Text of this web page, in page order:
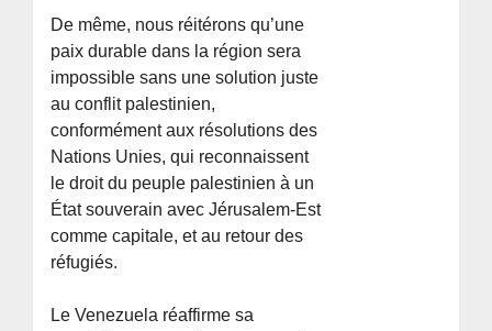
De même, nous réitérons qu’une
paix durable dans la région sera
impossible sans une solution juste
au conflit palestinien,
conformément aux résolutions des
Nations Unies, qui reconnaissent
le droit du peuple palestinien à un
État souverain avec Jérusalem-Est
comme capitale, et au retour des
réfugiés.
Le Venezuela réaffirme sa